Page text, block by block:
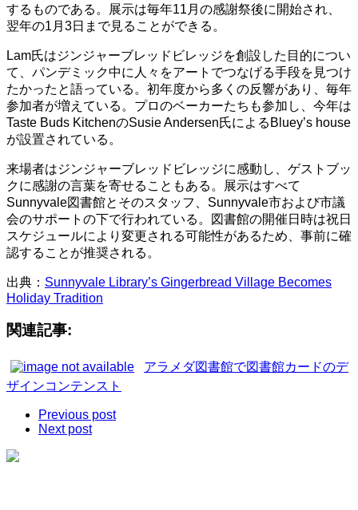
するものである。展示は毎年11月の感謝祭後に開始され、
翌年の1月3日まで見ることができる。
Lam氏はジンジャーブレッドビレッジを創設した目的につい
て、パンデミック中に人々をアートでつなげる手段を見つけ
たかったと語っている。初年度から多くの反響があり、毎年
参加者が増えている。プロのベーカーたちも参加し、今年は
Taste Buds KitchenのSusie Andersen氏によるBluey’s house
が設置されている。
来場者はジンジャーブレッドビレッジに感動し、ゲストブッ
クに感謝の言葉を寄せることもある。展示はすべて
Sunnyvale図書館とそのスタッフ、Sunnyvale市および市議
会のサポートの下で行われている。図書館の開催日時は祝日
スケジュールにより変更される可能性があるため、事前に確
認することが推奨される。
出典： Sunnyvale Library’s Gingerbread Village Becomes
Holiday Tradition
関連記事:
アラメダ図書館で図書館カードのデ
ザインコンテンスト
Previous post
Next post